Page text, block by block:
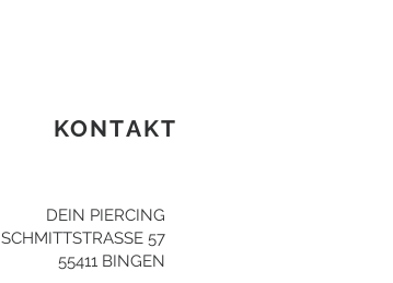
KONTAKT
DEIN PIERCING
SCHMITTSTRASSE 57
55411 BINGEN